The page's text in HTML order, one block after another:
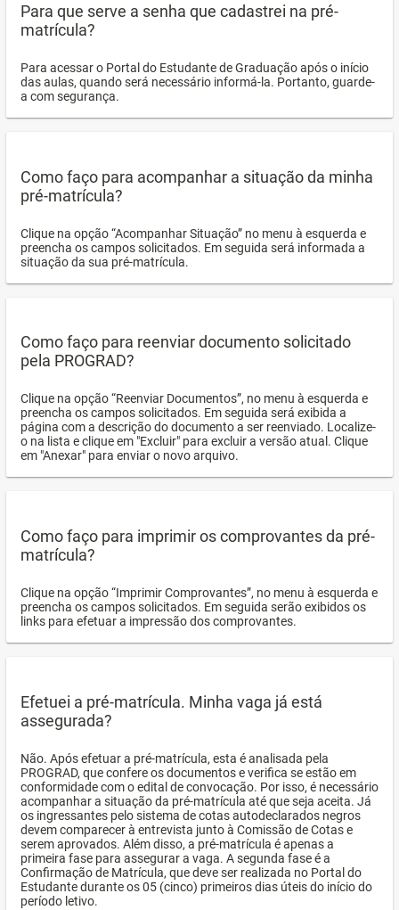
Para que serve a senha que cadastrei na pré-
matrícula?
Para acessar o Portal do Estudante de Graduação após o início
das aulas, quando será necessário informá-la. Portanto, guarde-
a com segurança.
Como faço para acompanhar a situação da minha
pré-matrícula?
Clique na opção “Acompanhar Situação” no menu à esquerda e
preencha os campos solicitados. Em seguida será informada a
situação da sua pré-matrícula.
Como faço para reenviar documento solicitado
pela PROGRAD?
Clique na opção “Reenviar Documentos”, no menu à esquerda e
preencha os campos solicitados. Em seguida será exibida a
página com a descrição do documento a ser reenviado. Localize-
o na lista e clique em "Excluir" para excluir a versão atual. Clique
em "Anexar" para enviar o novo arquivo.
Como faço para imprimir os comprovantes da pré-
matrícula?
Clique na opção “Imprimir Comprovantes”, no menu à esquerda e
preencha os campos solicitados. Em seguida serão exibidos os
links para efetuar a impressão dos comprovantes.
Efetuei a pré-matrícula. Minha vaga já está
assegurada?
Não. Após efetuar a pré-matrícula, esta é analisada pela
PROGRAD, que confere os documentos e verifica se estão em
conformidade com o edital de convocação. Por isso, é necessário
acompanhar a situação da pré-matrícula até que seja aceita. Já
os ingressantes pelo sistema de cotas autodeclarados negros
devem comparecer à entrevista junto à Comissão de Cotas e
serem aprovados. Além disso, a pré-matrícula é apenas a
primeira fase para assegurar a vaga. A segunda fase é a
Confirmação de Matrícula, que deve ser realizada no Portal do
Estudante durante os 05 (cinco) primeiros dias úteis do início do
período letivo.